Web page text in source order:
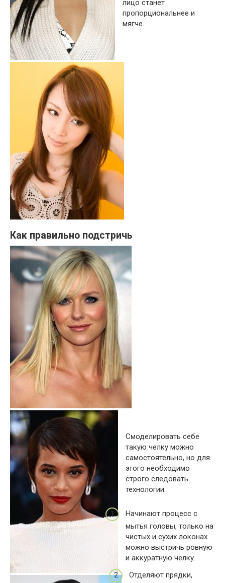
лицо станет
пропорциональнее и
мягче.
Как правильно подстричь
Смоделировать себе
такую челку можно
самостоятельно, но для
этого необходимо
строго следовать
технологии:
Начинают процесс с
мытья головы, только на
чистых и сухих локонах
можно выстричь ровную
и аккуратную челку.
Отделяют прядки,